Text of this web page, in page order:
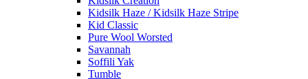
Kidsilk Haze / Kidsilk Haze Stripe
Kid Classic
Pure Wool Worsted
Savannah
Soffili Yak
Tumble